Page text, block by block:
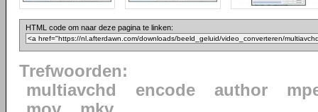
HTML code om naar deze pagina te linken:
Trefwoorden:
multiavchd
encode author